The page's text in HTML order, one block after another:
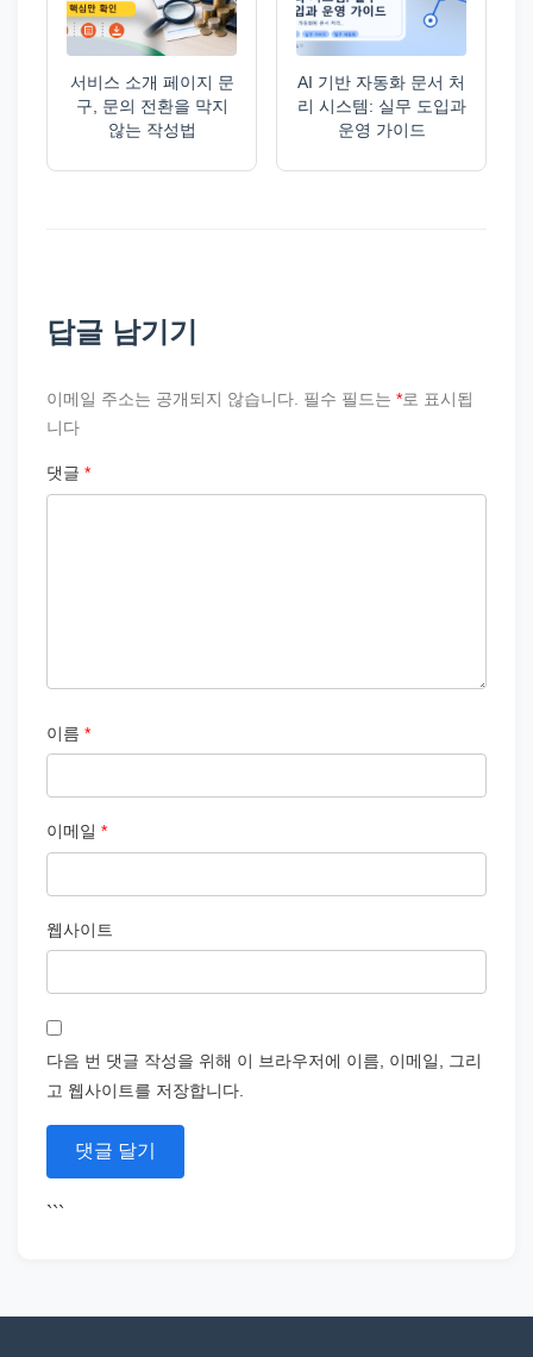
서비스 소개 페이지 문
구, 문의 전환을 막지
않는 작성법
AI 기반 자동화 문서 처
리 시스템: 실무 도입과
운영 가이드
답글 남기기
이메일 주소는 공개되지 않습니다. 필수 필드는 *로 표시됩
니다
댓글 *
이름 *
이메일 *
웹사이트
다음 번 댓글 작성을 위해 이 브라우저에 이름, 이메일, 그리
고 웹사이트를 저장합니다.
```